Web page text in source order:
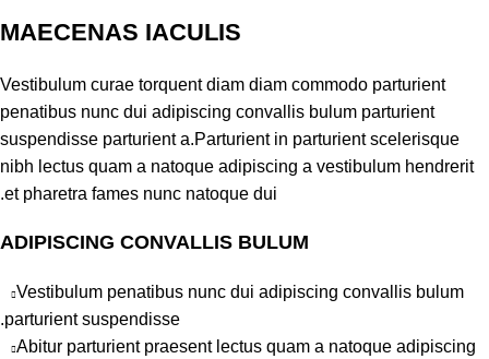
MAECENAS IACULIS
Vestibulum curae torquent diam diam commodo parturient
penatibus nunc dui adipiscing convallis bulum parturient
suspendisse parturient a.Parturient in parturient scelerisque
nibh lectus quam a natoque adipiscing a vestibulum hendrerit
et pharetra fames nunc natoque dui.
ADIPISCING CONVALLIS BULUM
Vestibulum penatibus nunc dui adipiscing convallis bulum
parturient suspendisse.
Abitur parturient praesent lectus quam a natoque adipiscing